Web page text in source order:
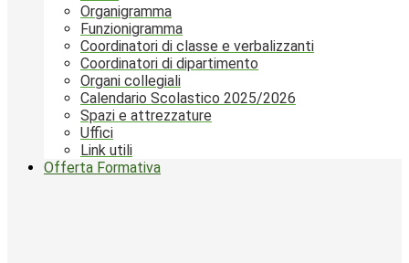
Organigramma
Funzionigramma
Coordinatori di classe e verbalizzanti
Coordinatori di dipartimento
Organi collegiali
Calendario Scolastico 2025/2026
Spazi e attrezzature
Uffici
Link utili
Offerta Formativa